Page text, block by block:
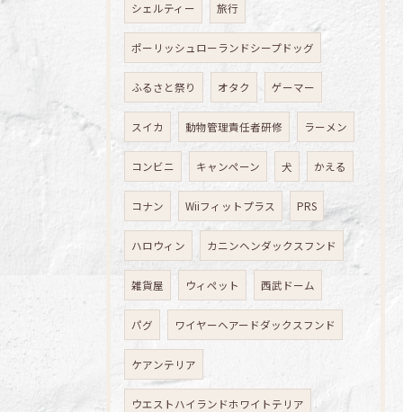
シェルティー 旅行
ポーリッシュローランドシープドッグ
ふるさと祭り オタク ゲーマー
スイカ 動物管理責任者研修 ラーメン
コンビニ キャンペーン 犬 かえる
コナン Wiiフィットプラス PRS
ハロウィン カニンヘンダックスフンド
雑貨屋 ウィペット 西武ドーム
パグ ワイヤーヘアードダックスフンド
ケアンテリア
ウエストハイランドホワイトテリア